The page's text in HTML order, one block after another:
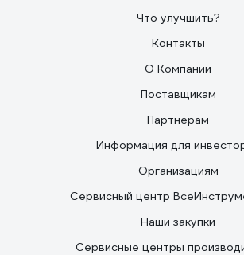
Что улучшить?
Контакты
О Компании
Поставщикам
Партнерам
Информация для
Организациям
Сервисный центр
Наши закупки
Сервисные центры